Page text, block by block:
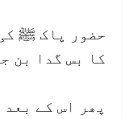
حضور پاک ﷺ
کا بس گدا بن
پھر اس کے بعد